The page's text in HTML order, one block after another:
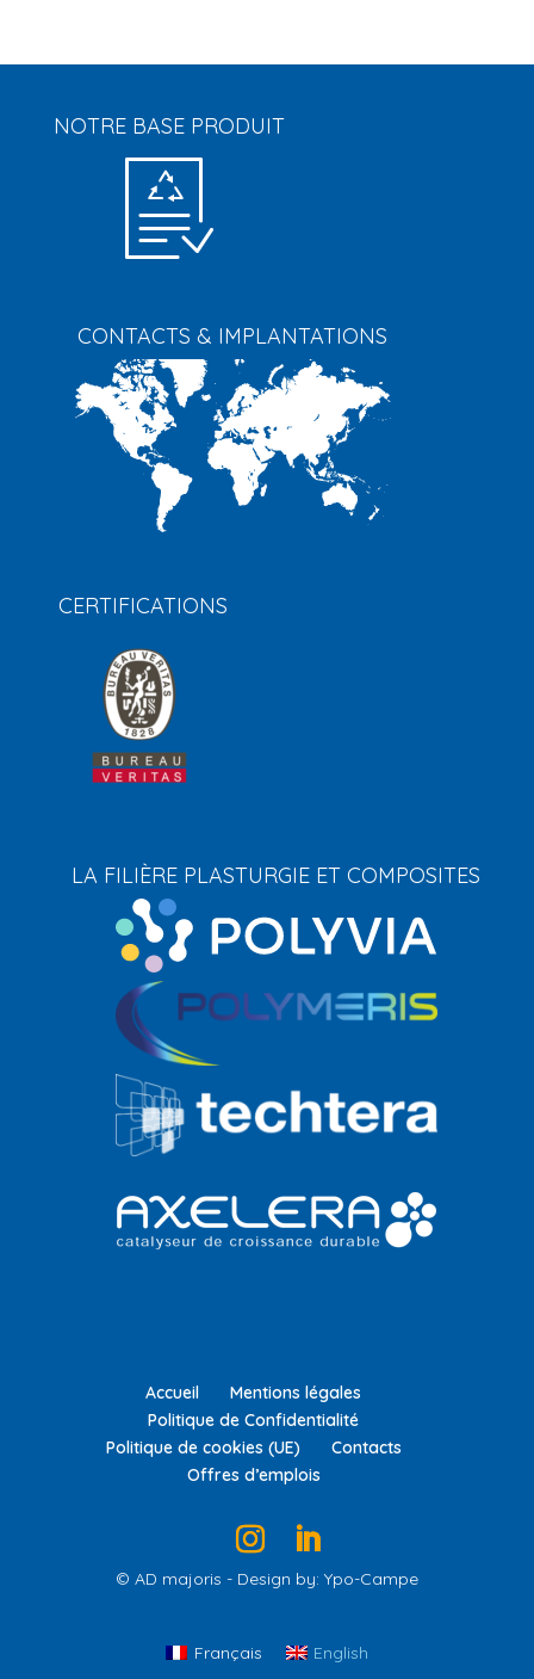
NOTRE BASE PRODUIT
CONTACTS & IMPLANTATIONS
CERTIFICATIONS
LA FILIÈRE PLASTURGIE ET COMPOSITES
Accueil
Mentions légales
Politique de Confidentialité
Politique de cookies (UE)
Contacts
Offres d’emplois
© AD majoris - Design by: Ypo-Campe
Français English